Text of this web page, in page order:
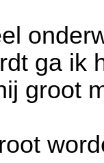
ga ik
groot